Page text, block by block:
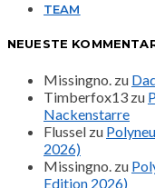
TEAM
NEUESTE
Missingno. zu
Timberfox13 zu
Nackenstarre
Flussel zu
2026)
Missingno. zu
Edition 2026)